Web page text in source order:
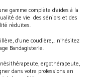
gamme complète d’aides à la
de vie des séniors et des
réduites.
d’une coudière,… n’hésitez
Bandagisterie.
ergothérapeute,
dans votre professions en